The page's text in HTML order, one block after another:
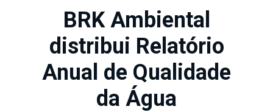
BRK Ambiental
distribui Relatório
Anual de Qualidade
da Água